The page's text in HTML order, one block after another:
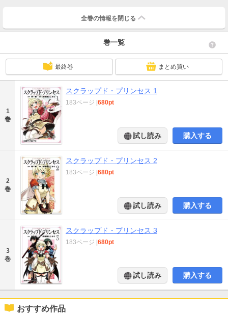
全巻の情報を 閉じる
巻一覧
最終巻 まとめ買い
1
巻
スクラップド・プリンセス 1
183ページ |680pt
試し読み 購入する
2
巻
スクラップド・プリンセス 2
183ページ |680pt
試し読み 購入する
3
巻
スクラップド・プリンセス 3
183ページ |680pt
試し読み 購入する
おすすめ作品